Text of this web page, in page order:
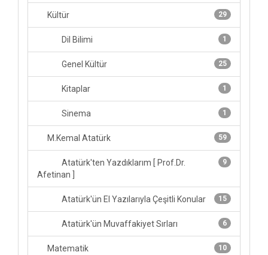
29
Kültür
1
Dil Bilimi
25
Genel Kültür
1
Kitaplar
1
Sinema
59
M.Kemal Atatürk
9
Atatürk'ten Yazdıklarım [ Prof.Dr.
Afetinan ]
15
Atatürk'ün El Yazılarıyla Çeşitli Konular
6
Atatürk'ün Muvaffakiyet Sırları
10
Matematik